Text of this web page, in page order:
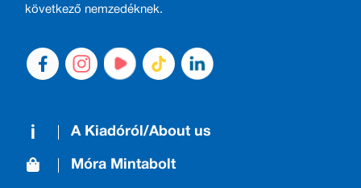
következő nemzedéknek.
A Kiadóról/About us
Móra Mintabolt